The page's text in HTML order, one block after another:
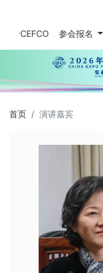
关于CEFCO 参会报名
首页 演讲嘉宾